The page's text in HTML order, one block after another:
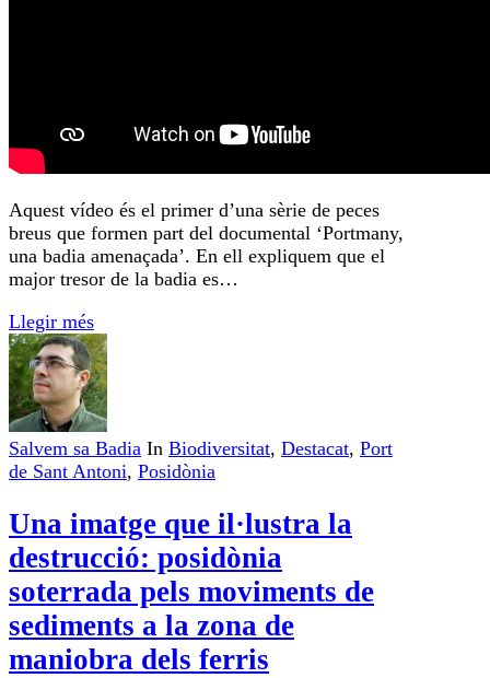
Aquest vídeo és el primer d’una sèrie de peces
breus que formen part del documental ‘Portmany,
una badia amenaçada’. En ell expliquem que el
major tresor de la badia es…
Llegir més
Salvem sa Badia In Biodiversitat, Destacat, Port
de Sant Antoni, Posidònia
Una imatge que il·lustra la
destrucció: posidònia
soterrada pels moviments de
sediments a la zona de
maniobra dels ferris